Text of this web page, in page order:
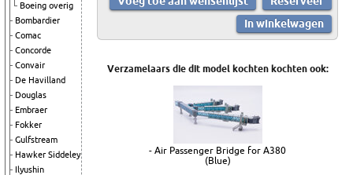
Boeing overig
Bombardier
Comac
Concorde
Convair
De Havilland
Douglas
Embraer
Fokker
Gulfstream
Hawker Siddeley
Ilyushin
Verzamelaars die dit model kochten kochten ook:
- Air Passenger Bridge for A380
(Blue)